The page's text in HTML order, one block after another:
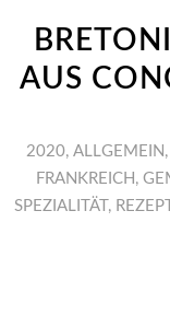
AUS
2020, ALLGEMEIN ,
FRANKREICH ,
SPEZIALITÄT,